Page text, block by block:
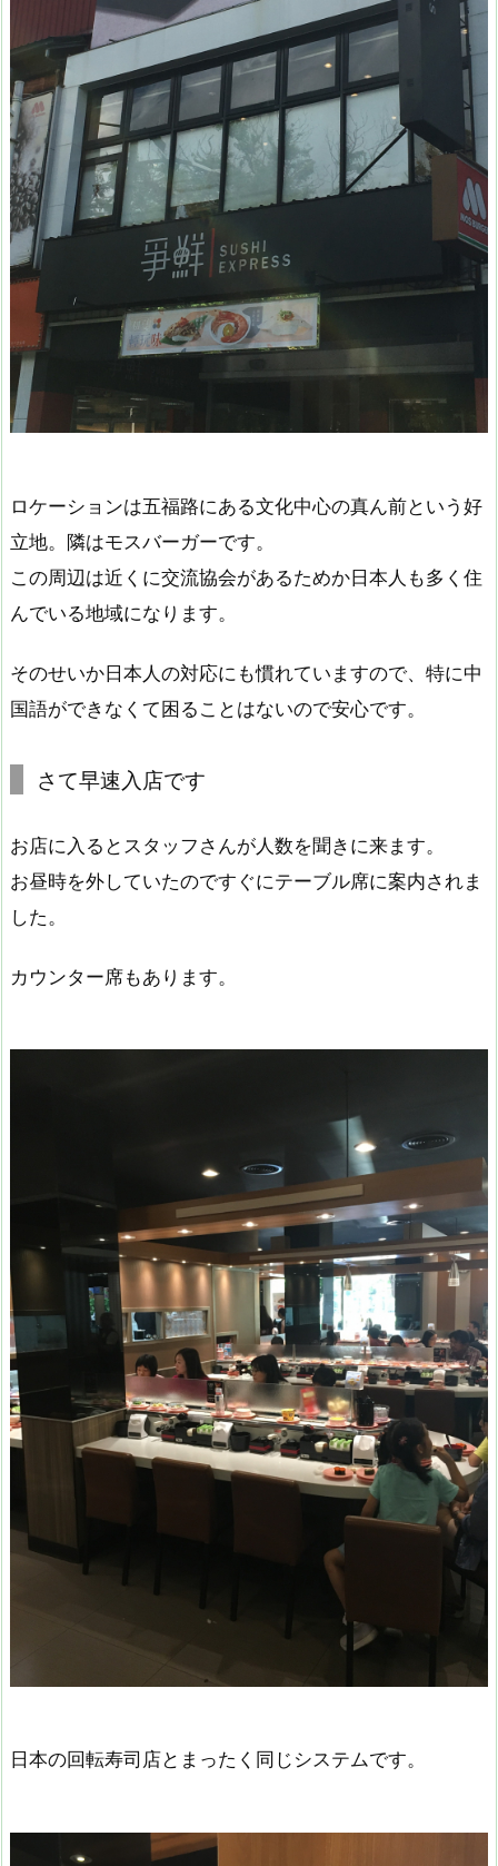
ロケーションは五福路にある文化中心の真ん前という好
立地。隣はモスバーガーです。
この周辺は近くに交流協会があるためか日本人も多く住
んでいる地域になります。
そのせいか日本人の対応にも慣れていますので、特に中
国語ができなくて困ることはないので安心です。
さて早速入店です
お店に入るとスタッフさんが人数を聞きに来ます。
お昼時を外していたのですぐにテーブル席に案内されま
した。
カウンター席もあります。
日本の回転寿司店とまったく同じシステムです。